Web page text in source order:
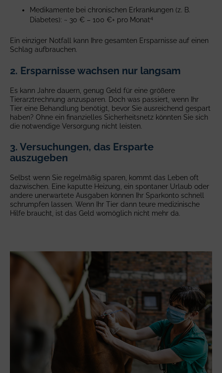
Medikamente bei chronischen Erkrankungen (z. B.
Diabetes): ~ 30 € – 100 €+ pro Monat4
Ein einziger Notfall kann Ihre gesamten Ersparnisse auf einen
Schlag aufbrauchen.
2. Ersparnisse wachsen nur langsam
Es kann Jahre dauern, genug Geld für eine größere
Tierarztrechnung anzusparen. Doch was passiert, wenn Ihr
Tier eine Behandlung benötigt, bevor Sie ausreichend gespart
haben? Ohne ein finanzielles Sicherheitsnetz könnten Sie sich
die notwendige Versorgung nicht leisten.
3. Versuchungen, das Ersparte
auszugeben
Selbst wenn Sie regelmäßig sparen, kommt das Leben oft
dazwischen. Eine kaputte Heizung, ein spontaner Urlaub oder
andere unerwartete Ausgaben können Ihr Sparkonto schnell
schrumpfen lassen. Wenn Ihr Tier dann teure medizinische
Hilfe braucht, ist das Geld womöglich nicht mehr da.